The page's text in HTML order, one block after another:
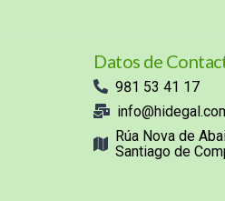
Datos de
981 53 41 17
Rúa Nova de
Santiago de